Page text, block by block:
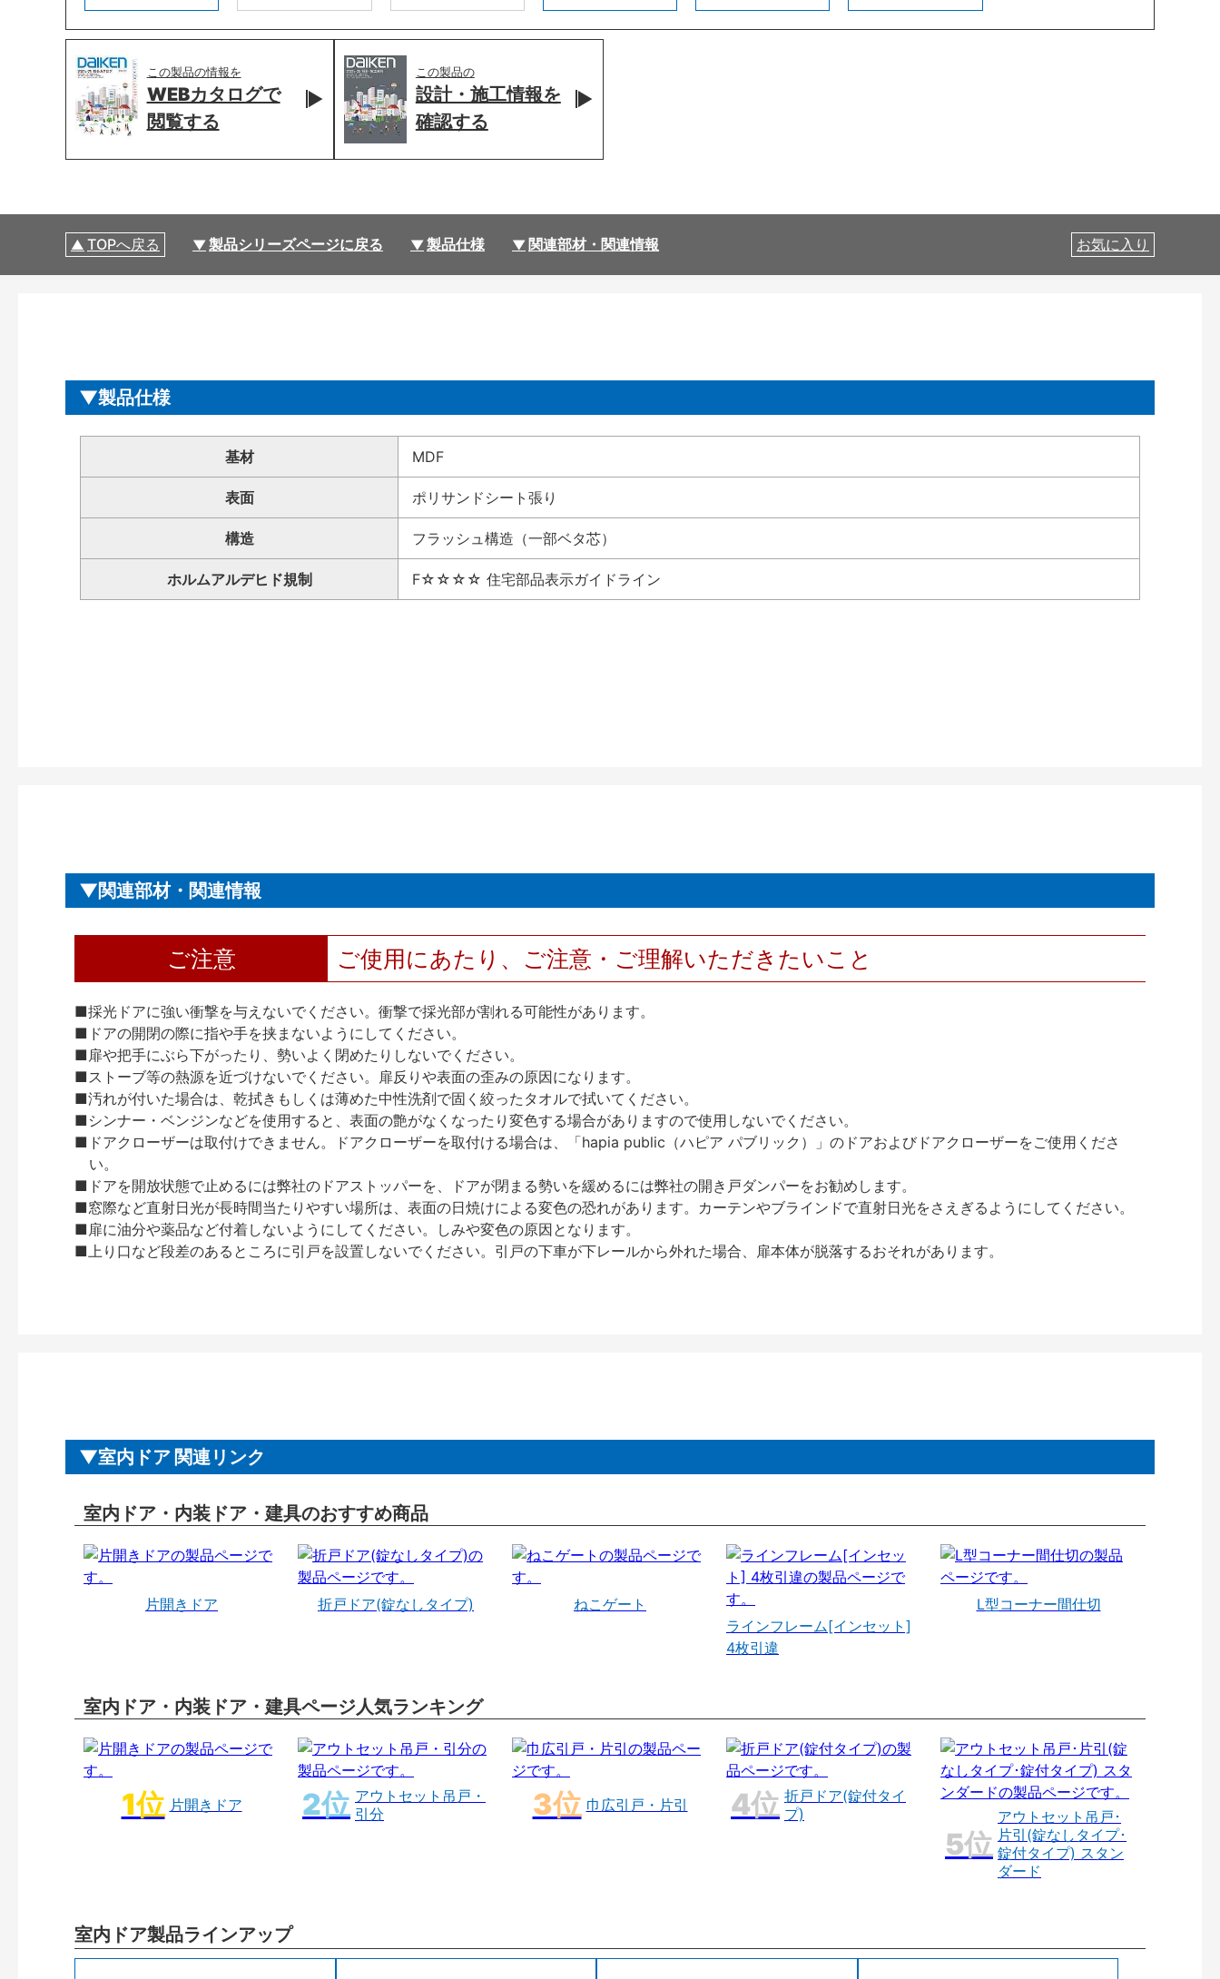
この製品の情報を
WEBカタログで
閲覧する
この製品の
設計・施工情報を
確認する
TOPへ戻る 製品シリーズページに戻る 製品仕様 関連部材・関連情報 お気に入り
製品仕様
基材 MDF
表面 ポリサンドシート張り
構造 フラッシュ構造（一部ベタ芯）
ホルムアルデヒド規制 F☆☆☆☆ 住宅部品表示ガイドライン
関連部材・関連情報
ご注意 ご使用にあたり、ご注意・ご理解いただきたいこと
■採光ドアに強い衝撃を与えないでください。衝撃で採光部が割れる可能性があります。
■ドアの開閉の際に指や手を挟まないようにしてください。
■扉や把手にぶら下がったり、勢いよく閉めたりしないでください。
■ストーブ等の熱源を近づけないでください。扉反りや表面の歪みの原因になります。
■汚れが付いた場合は、乾拭きもしくは薄めた中性洗剤で固く絞ったタオルで拭いてください。
■シンナー・ベンジンなどを使用すると、表面の艶がなくなったり変色する場合がありますので使用しないでください。
■ドアクローザーは取付けできません。ドアクローザーを取付ける場合は、「hapia public（ハピア パブリック）」のドアおよびドアクローザーをご使用くださ
い。
■ドアを開放状態で止めるには弊社のドアストッパーを、ドアが閉まる勢いを緩めるには弊社の開き戸ダンパーをお勧めします。
■窓際など直射日光が長時間当たりやすい場所は、表面の日焼けによる変色の恐れがあります。カーテンやブラインドで直射日光をさえぎるようにしてください。
■扉に油分や薬品など付着しないようにしてください。しみや変色の原因となります。
■上り口など段差のあるところに引戸を設置しないでください。引戸の下車が下レールから外れた場合、扉本体が脱落するおそれがあります。
室内ドア 関連リンク
室内ドア・内装ドア・建具のおすすめ商品
片開きドア 折戸ドア(錠なしタイプ)
ねこゲート
ラインフレーム[インセット]
4枚引違
L型コーナー間仕切
室内ドア・内装ドア・建具ページ人気ランキング
片開きドア
アウトセット吊戸・
引分
巾広引戸・片引
折戸ドア(錠付タイ
プ)
アウトセット吊戸･
片引(錠なしタイプ･
錠付タイプ) スタン
ダード
室内ドア製品ラインアップ